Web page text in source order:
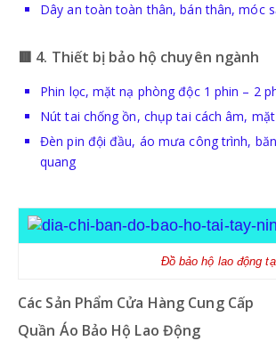
Dây an toàn toàn thân, bán thân, móc
🟥 4. Thiết bị bảo hộ chuyên ngành
Phin lọc, mặt nạ phòng độc 1 phin – 2
Nút tai chống ồn, chụp tai cách âm,
Đèn pin đội đầu, áo mưa công trình,
quang
Đồ bảo hộ lao động
Các Sản Phẩm Cửa Hàng Cung Cấp
Quần Áo Bảo Hộ Lao Động